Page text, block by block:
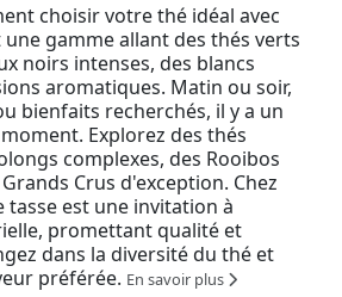
choisir votre thé idéal avec
une gamme allant des thés verts
noirs intenses, des blancs
aromatiques. Matin ou soir,
bienfaits recherchés, il y a un
Explorez des thés
complexes, des Rooibos
Crus d'exception. Chez
tasse est une invitation à
promettant qualité et
dans la diversité du thé et
préférée. En savoir plus